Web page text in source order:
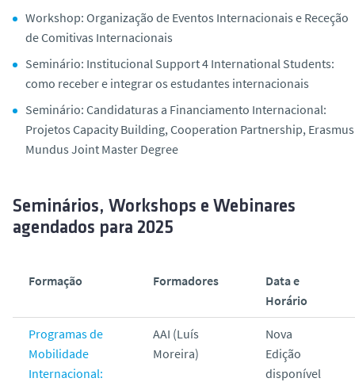
Workshop: Organização de Eventos Internacionais e Receção
de Comitivas Internacionais
Seminário: Institucional Support 4 International Students:
como receber e integrar os estudantes internacionais
Seminário: Candidaturas a Financiamento Internacional:
Projetos Capacity Building, Cooperation Partnership, Erasmus
Mundus Joint Master Degree
Seminários, Workshops e Webinares
agendados para 2025
Formação Formadores
Data e
Horário
Programas de
Mobilidade
Internacional:
AAI (Luís
Moreira)
Nova
Edição
disponível